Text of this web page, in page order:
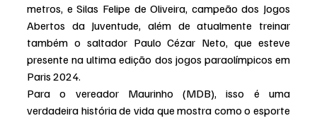
metros, e Silas Felipe de Oliveira, campeão dos Jogos
Abertos da Juventude, além de atualmente treinar
também o saltador Paulo Cézar Neto, que esteve
presente na ultima edição dos jogos paraolímpicos em
Paris 2024.
Para o vereador Maurinho (MDB), isso é uma
verdadeira história de vida que mostra como o esporte